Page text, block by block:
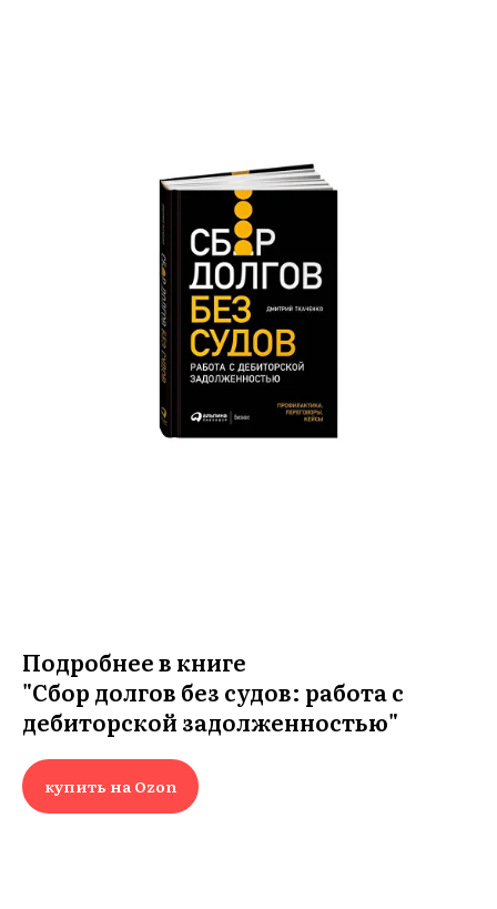
Подробнее в книге
"Сбор долгов без судов: работа с
дебиторской задолженностью"
купить на Ozon